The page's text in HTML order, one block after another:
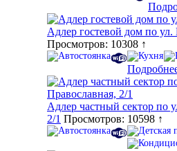
Адлер гостевой дом по ул.
Просмотров: 10308 ↑
Адлер частный сектор по
2/1 Просмотров: 10598 ↑